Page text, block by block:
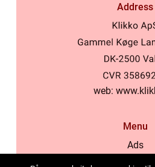
Address
web:
Menu
Ads